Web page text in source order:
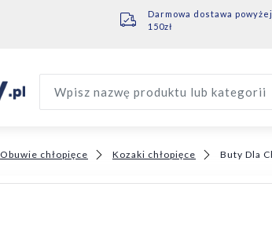
Darmowa dostawa powyżej
150zł
Wpisz nazwę produktu lub kategorii
Obuwie chłopięce Kozaki chłopięce Buty Dla